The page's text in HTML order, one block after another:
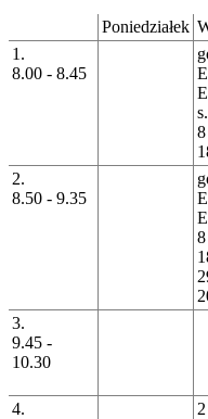
Poniedziałek
1.
8.00 - 8.45
2.
8.50 - 9.35
3.
9.45 -
10.30
4.